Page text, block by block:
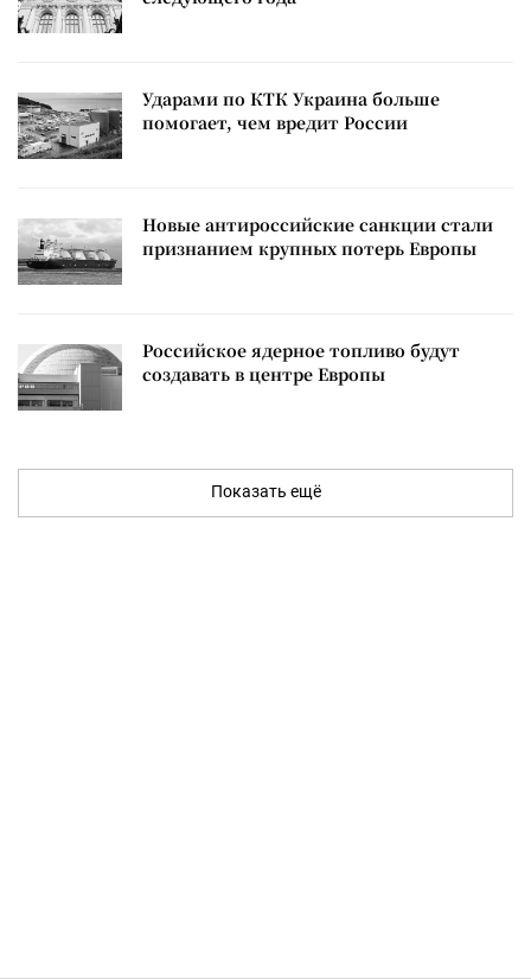
Ударами по КТК Украина больше
помогает, чем вредит России
Новые антироссийские санкции стали
признанием крупных потерь Европы
Российское ядерное топливо будут
создавать в центре Европы
Показать ещё